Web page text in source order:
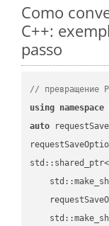
Como
C++:
passo
// превращение
using namespace
auto